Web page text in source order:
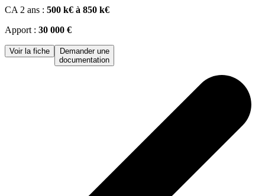
CA 2 ans : 500 k€ à 850 k€
Apport : 30 000 €
Voir la fiche
Demander une
documentation